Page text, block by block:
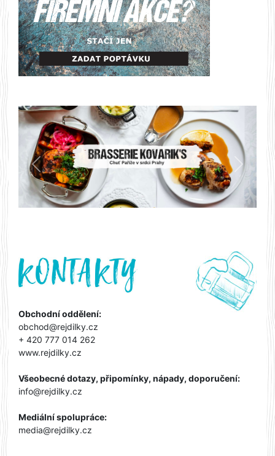
Předchozí Další
Obchodní oddělení:
obchod@rejdilky.cz
+ 420 777 014 262
www.rejdilky.cz
Všeobecné dotazy, připomínky, nápady, doporučení:
info@rejdilky.cz
Mediální spolupráce:
media@rejdilky.cz